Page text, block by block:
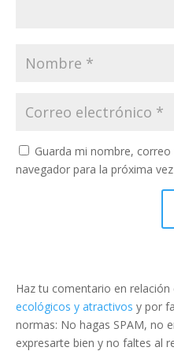
Guarda mi nombre,
navegador para la próxima
Haz tu comentario en relación
ecológicos y atractivos y por
normas: No hagas SPAM, no
expresarte bien y no faltes al